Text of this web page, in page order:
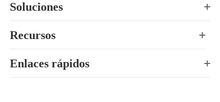
Soluciones
Recursos
Enlaces rápidos